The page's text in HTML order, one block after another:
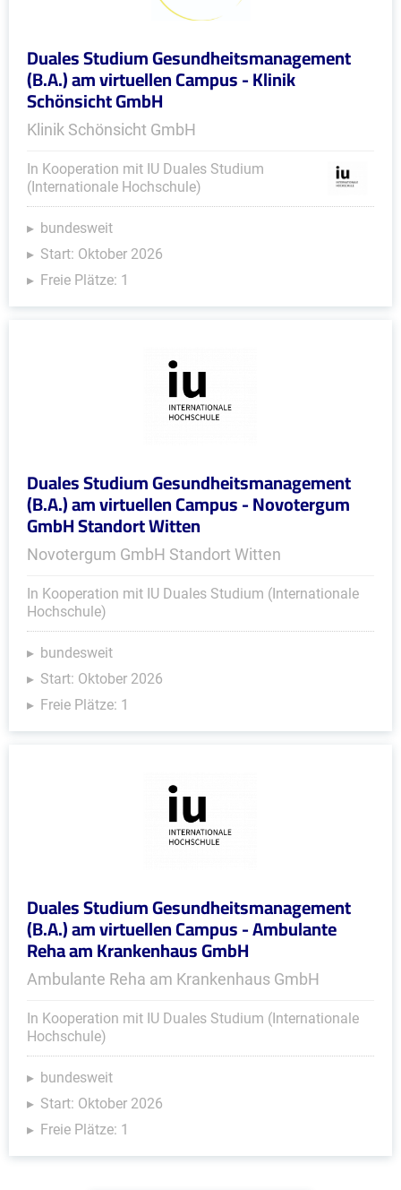
Duales Studium Gesundheitsmanagement
(B.A.) am virtuellen Campus - Klinik
Schönsicht GmbH
Klinik Schönsicht GmbH
In Kooperation mit IU Duales Studium
(Internationale Hochschule)
bundesweit
Start: Oktober 2026
Freie Plätze: 1
Duales Studium Gesundheitsmanagement
(B.A.) am virtuellen Campus - Novotergum
GmbH Standort Witten
Novotergum GmbH Standort Witten
In Kooperation mit IU Duales Studium (Internationale
Hochschule)
bundesweit
Start: Oktober 2026
Freie Plätze: 1
Duales Studium Gesundheitsmanagement
(B.A.) am virtuellen Campus - Ambulante
Reha am Krankenhaus GmbH
Ambulante Reha am Krankenhaus GmbH
In Kooperation mit IU Duales Studium (Internationale
Hochschule)
bundesweit
Start: Oktober 2026
Freie Plätze: 1